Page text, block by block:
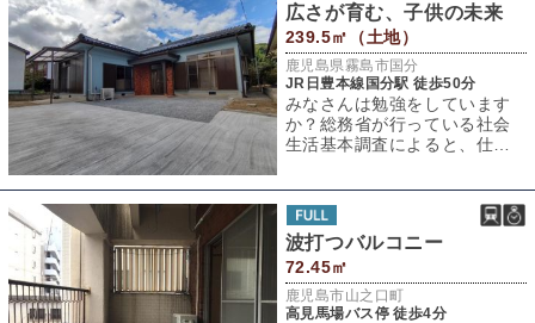
広さが育む、子供の未来
239.5㎡（土地）
鹿児島県霧島市国分
JR日豊本線国分駅 徒歩50分
みなさんは勉強をしています
か？総務省が行っている社会
生活基本調査によると、仕事
波打つバルコニー
72.45㎡
鹿児島市山之口町
高見馬場バス停 徒歩4分